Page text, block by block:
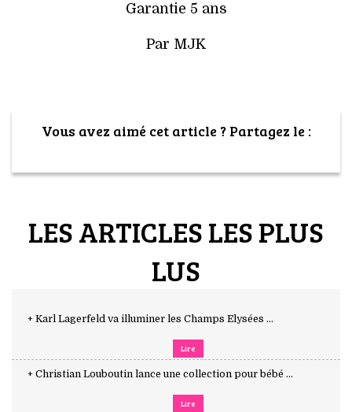
Garantie 5 ans
Par MJK
Vous avez aimé cet article ? Partagez le :
LES ARTICLES LES PLUS
LUS
+ Karl Lagerfeld va illuminer les Champs Elysées ...
Lire
+ Christian Louboutin lance une collection pour bébé ...
Lire